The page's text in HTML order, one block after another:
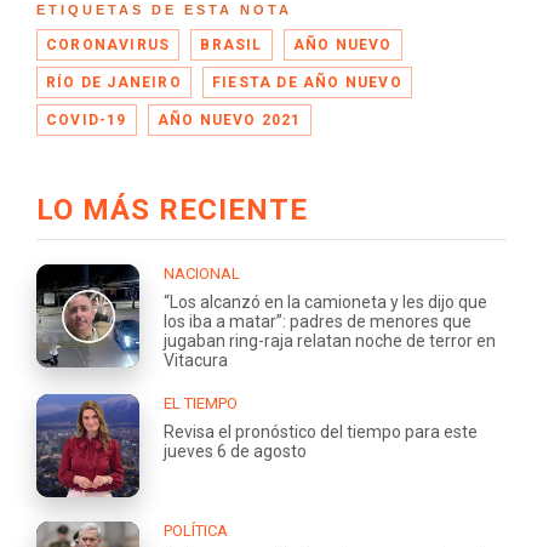
ETIQUETAS DE ESTA NOTA
CORONAVIRUS BRASIL AÑO NUEVO
RÍO DE JANEIRO FIESTA DE AÑO NUEVO
COVID-19 AÑO NUEVO 2021
LO MÁS RECIENTE
NACIONAL
“Los alcanzó en la camioneta y les dijo que
los iba a matar”: padres de menores que
jugaban ring-raja relatan noche de terror en
Vitacura
EL TIEMPO
Revisa el pronóstico del tiempo para este
jueves 6 de agosto
POLÍTICA